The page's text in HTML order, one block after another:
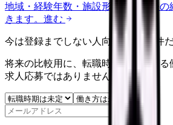
地域・経験年数・施設形態から、今
きます。 進む
今は登録までしない人向け: 希望条件
将来の比較用に、転職時期と気になる
求人応募ではありません。
保存